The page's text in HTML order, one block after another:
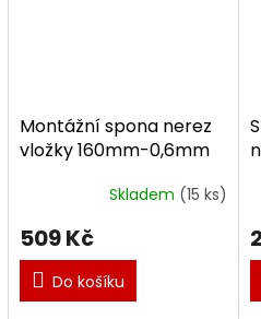
Montážní spona nerez
vložky 160mm-0,6mm
Skladem (15 ks)
509 Kč
Do košíku